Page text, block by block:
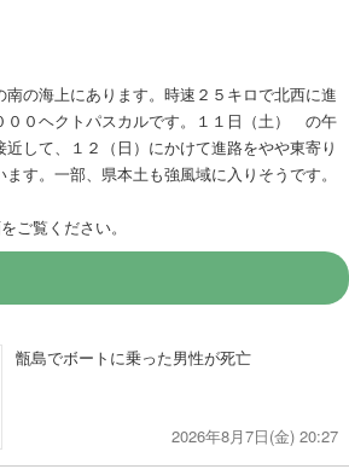
の海上にあります。時速２５キロで北西に進
００ヘクトパスカルです。１１日（土） の午
して、１２（日）にかけて進路をやや東寄り
す。一部、県本土も強風域に入りそうです。
ご覧ください。
甑島でボートに乗った男性が死亡
2026年8月7日(金) 20:27